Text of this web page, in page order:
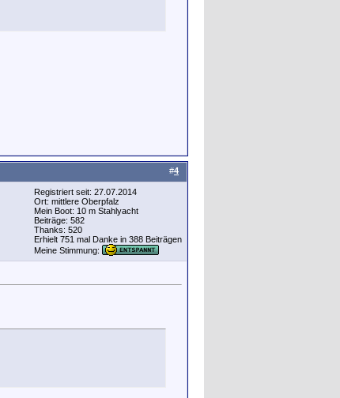
#4
Registriert seit: 27.07.2014
Ort: mittlere Oberpfalz
Mein Boot: 10 m Stahlyacht
Beiträge: 582
Thanks: 520
Erhielt 751 mal Danke in 388 Beiträgen
Meine Stimmung: